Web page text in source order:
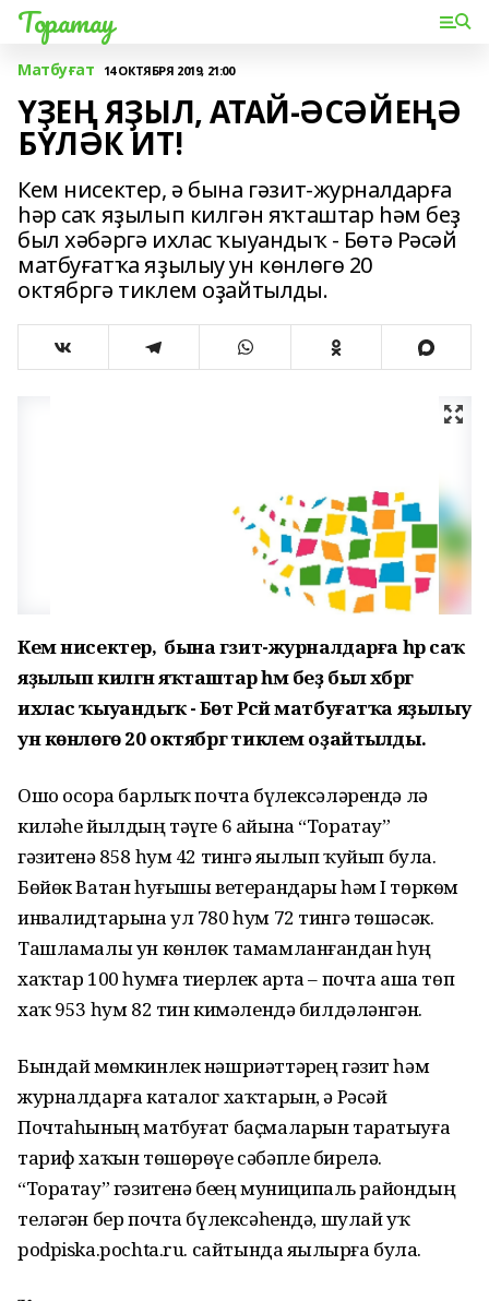
Торатау
Матбуғат 14 ОКТЯБРЯ 2019, 21:00
ҮҘЕҢ ЯҘЫЛ, АТАЙ-ӘСӘЙЕҢӘ
БҮЛӘК ИТ!
Кем нисектер, ә бына гәзит-журналдарға
һәр саҡ яҙылып килгән яҡташтар һәм беҙ
был хәбәргә ихлас ҡыуандыҡ - Бөтә Рәсәй
матбуғатҡа яҙылыу ун көнлөгө 20
октябргә тиклем оҙайтылды.
Кем нисектер, ә бына гәзит-журналдарға һәр саҡ
яҙылып килгән яҡташтар һәм беҙ был хәбәргә
ихлас ҡыуандыҡ - Бөтә Рәсәй матбуғатҡа яҙылыу
ун көнлөгө 20 октябргә тиклем оҙайтылды.
Ошо осорҙа барлыҡ почта бүлексәләрендә лә
киләһе йылдың тәүге 6 айына “Торатау”
гәзитенә 858 һум 42 тингә яҙылып ҡуйып була.
Бөйөк Ватан һуғышы ветерандары һәм I төркөм
инвалидтарына ул 780 һум 72 тингә төшәсәк.
Ташламалы ун көнлөк тамамланғандан һуң
хаҡтар 100 һумға тиерлек арта – почта аша төп
хаҡ 953 һум 82 тин кимәлендә билдәләнгән.
Бындай мөмкинлек нәшриәттәрҙең гәзит һәм
журналдарға каталог хаҡтарын, ә Рәсәй
Почтаһының матбуғат баҫмаларын таратыуға
тариф хаҡын төшөрөүе сәбәпле бирелә.
“Торатау” гәзитенә беҙҙең муниципаль райондың
теләгән бер почта бүлексәһендә, шулай уҡ
podpiska.pochta.ru. сайтында яҙылырға була.